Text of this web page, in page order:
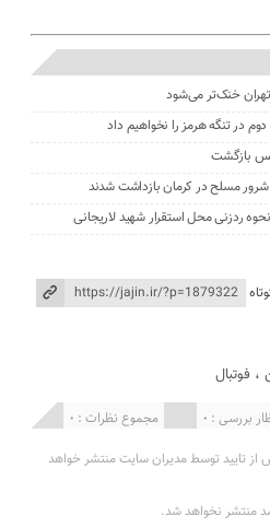
تهران خنک‌تر می‌شود
در تنگه هرمز را نخواهیم داد
بازگشت
ردزنی محل استقرار شهید لاریجانی
، فوتبال
مجموع نظرات : 0 بررسی : 0
تایید توسط مدیران سایت منتشر خواهد
منتشر نخواهد شد.